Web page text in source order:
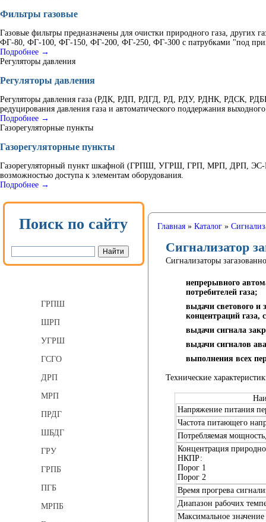
Фильтры газовые
Газовые фильтры предназначены для очистки природного газа, других
ФГ-80, ФГ-100, ФГ-150, ФГ-200, ФГ-250, ФГ-300 с патрубками "под
Подробнее →
Регуляторы давления
Регуляторы давления
Регуляторы давления газа (РДК, РДП, РДГД, РД, РДУ, РДНК, РДСК,
редуцирования давления газа и автоматического поддержания
Подробнее →
Газорегуляторные пункты
Газорегуляторные пункты
Газорегуляторный пункт шкафной (ГРПШ, УГРШ, ГРП, МРП, ДРП, ЭС-
возможностью доступа к элементам оборудования.
Подробнее →
Поиск по сайту
ГРПШ
ШРП
УГРШ
ГСГО
ДРП
МРП
ПРДГ
ШБДГ
ГРУ
ГРПБ
ПГБ
МРПБ
Главная» Каталог»
Сигнализатор
Сигнализаторы
непрерывного
потребителей газа;
выдачи светового и
концентраций
выдачи сигнала
выдачи сигналов
выполнения всех
Технические
Напряжение питания
Частота питающего
Потребляемая
Концентрация
НКПР:
Порог 1
Порог 2
Время прогрева
Диапазон рабочих
Максимальное